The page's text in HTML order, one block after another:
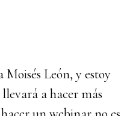
León, y estoy
a hacer más